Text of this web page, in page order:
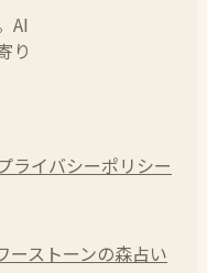
AI
り
ライバシーポリシー
ーストーンの森占い